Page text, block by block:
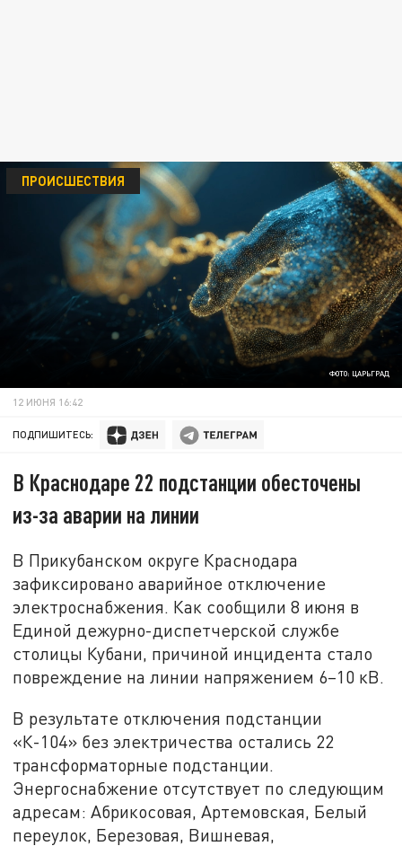
ФОТО: ЦАРЬГРАД
ПРОИСШЕСТВИЯ
12 ИЮНЯ 16:42
ПОДПИШИТЕСЬ:
В Краснодаре 22 подстанции обесточены
из-за аварии на линии
В Прикубанском округе Краснодара
зафиксировано аварийное отключение
электроснабжения. Как сообщили 8 июня в
Единой дежурно-диспетчерской службе
столицы Кубани, причиной инцидента стало
повреждение на линии напряжением 6–10 кВ.
В результате отключения подстанции
«К-104» без электричества остались 22
трансформаторные подстанции.
Энергоснабжение отсутствует по следующим
адресам: Абрикосовая, Артемовская, Белый
переулок, Березовая, Вишневая,